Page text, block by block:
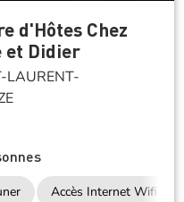
d'Hôtes Chez
et Didier
LAURENT-
Accès Internet Wifi